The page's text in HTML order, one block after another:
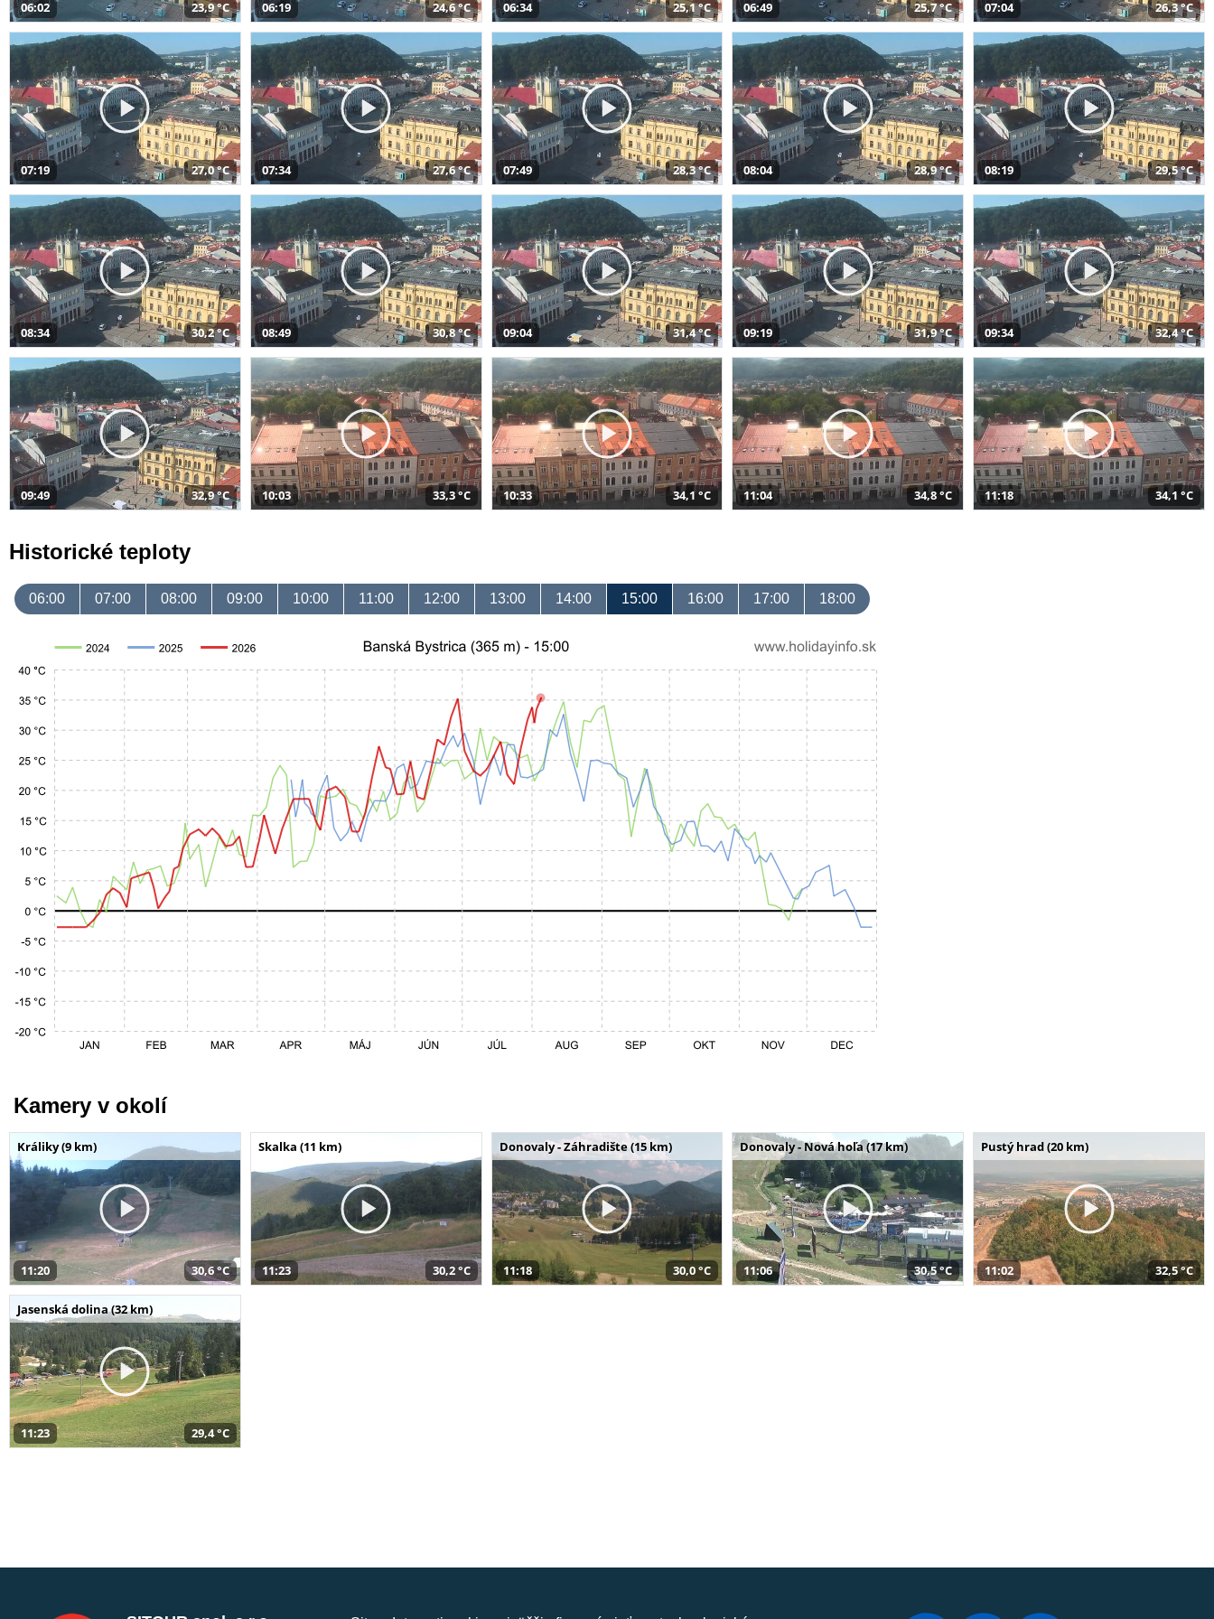
06:02 23,9 °C 06:19 24,6 °C 06:34 25,1 °C 06:49 25,7 °C 07:04 26,3 °C
07:19 27,0 °C 07:34 27,6 °C 07:49 28,3 °C 08:04 28,9 °C 08:19 29,5 °C
08:34 30,2 °C 08:49 30,8 °C 09:04 31,4 °C 09:19 31,9 °C 09:34 32,4 °C
09:49 32,9 °C 10:03 33,3 °C 10:33 34,1 °C 11:04 34,8 °C 11:18 34,1 °C
Historické teploty
06:00 07:00 08:00 09:00 10:00 11:00 12:00 13:00 14:00 15:00 16:00 17:00 18:00
Kamery v okolí
Králiky (9 km)
11:20 30,6 °C
Skalka (11 km)
11:23 30,2 °C
Donovaly - Záhradište (15 km)
11:18 30,0 °C
Donovaly - Nová hoľa (17 km)
11:06 30,5 °C
Pustý hrad (20 km)
11:02 32,5 °C
Jasenská dolina (32 km)
11:23 29,4 °C